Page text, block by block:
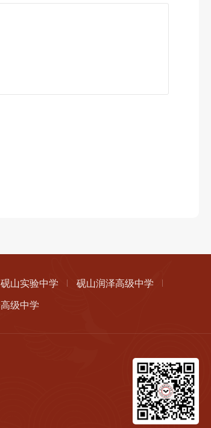
砚山实验中学
砚山润泽高级中学
级中学